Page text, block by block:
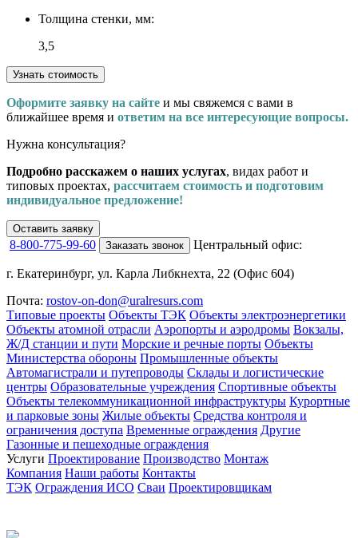
Толщина стенки, мм:
3,5
Узнать стоимость
Оформите заявку на сайте и мы свяжемся с вами в
ближайшее время и ответим на все интересующие вопросы.
Нужна консультация?
Подробно расскажем о наших услугах, видах работ и
типовых проектах, рассчитаем стоимость и подготовим
индивидуальное предложение!
Оставить заявку
8-800-775-99-60 Заказать звонок Центральный офис:
г. Екатеринбург, ул. Карла Либкнехта, 22 (Офис 604)
Почта: rostov-on-don@uralresurs.com
Типовые проекты Объекты ТЭК Объекты электроэнергетики
Объекты атомной отрасли Аэропорты и аэродромы Вокзалы,
Ж/Д станции и пути Морские и речные порты Объекты
Министерства обороны Промышленные объекты
Автомагистрали и путепроводы Склады и логистические
центры Образовательные учреждения Спортивные объекты
Объекты телекоммуникационной инфраструктуры Курортные
и парковые зоны Жилые объекты Средства контроля и
ограничения доступа Временные ограждения Другие
Газонные и пешеходные ограждения
Услуги Проектирование Производство Монтаж
Компания Наши работы Контакты
ТЭК Ограждения ИСО Сваи Проектировщикам